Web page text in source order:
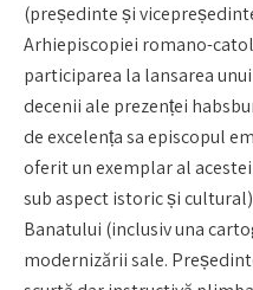
(președinte și
Arhiepiscopiei romano-
participarea la lansarea
decenii ale prezenței
de excelența sa episcopul
oferit un exemplar al
sub aspect istoric și
Banatului (inclusiv una
modernizării sale.